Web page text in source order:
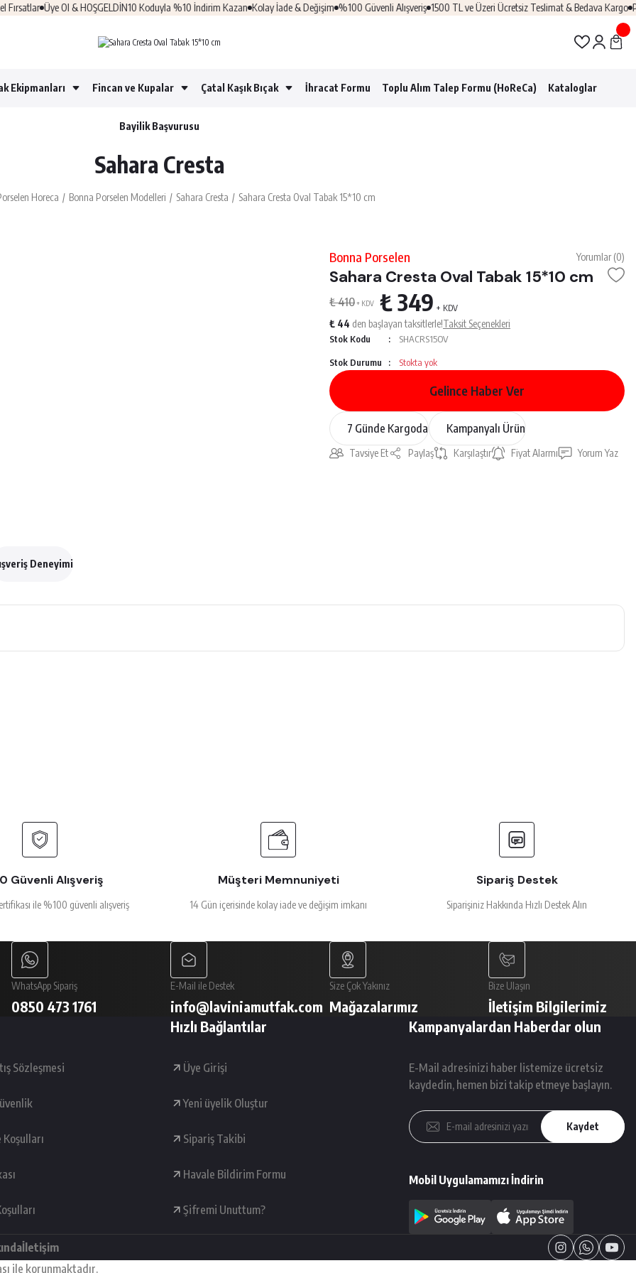
Üye Ol & HOŞGELDİN10 Koduyla %10 İndirim Kazan Kolay İade & Değişim %100 Güvenli Alışveriş 1500 TL ve Üzeri Ücretsiz Teslimat & Bedava Kargo
Ekipmanları Fincan ve Kupalar Çatal Kaşık Bıçak İhracat Formu Toplu Alım Talep Formu (HoReCa) Kataloglar
Bayilik Başvurusu
Sahara Cresta
Horeca Bonna Porselen Modelleri Sahara Cresta Sahara Cresta Oval Tabak 15*10 cm
Bonna Porselen Yorumlar (0)
Sahara Cresta Oval Tabak 15*10 cm
₺ 410+ KDV ₺ 349 + KDV
₺ 44 den başlayan taksitlerle!Taksit Seçenekleri
Stok Kodu SHACRS15OV
Stok Durumu Stokta yok
Gelince Haber Ver
7 Günde Kargoda Kampanyalı Ürün
Tavsiye Et Paylaş Karşılaştır Fiyat Alarmı Yorum Yaz
Deneyimi
Güvenli Alışveriş
ile %100 güvenli alışveriş
Müşteri Memnuniyeti
14 Gün içerisinde kolay iade ve değişim imkanı
Sipariş Destek
Siparişiniz Hakkında Hızlı Destek Alın
WhatsApp Sipariş
0850 473 1761
E-Mail ile Destek
info@laviniamutfak.com
Size Çok Yakınız
Mağazalarımız
Bize Ulaşın
İletişim Bilgilerimiz
Sözleşmesi
Hızlı Bağlantılar
Üye Girişi
Yeni üyelik Oluştur
Sipariş Takibi
Havale Bildirim Formu
Şifremi Unuttum?
Kampanyalardan Haberdar olun
E-Mail adresinizi haber listemize ücretsiz
kaydedin, hemen bizi takip etmeye başlayın.
Kaydet
Mobil Uygulamamızı İndirin
İletişim
ile korunmaktadır.